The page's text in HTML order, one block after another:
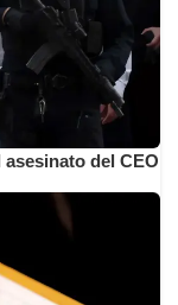
del CEO